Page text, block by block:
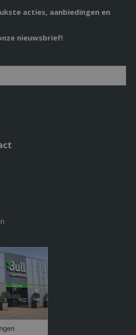
acties, aanbiedingen en
nieuwsbrief!